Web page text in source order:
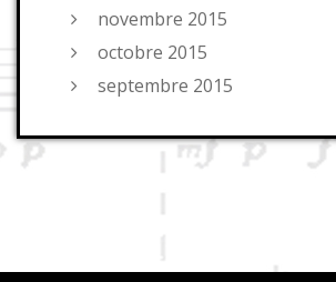
novembre 2015
octobre 2015
septembre 2015